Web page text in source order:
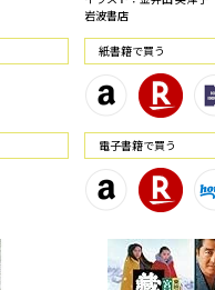
岩波書店
紙書籍で買う
電⼦書籍で買う